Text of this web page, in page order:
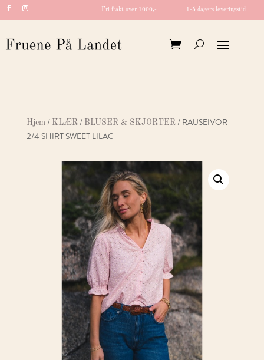
Fri frakt over 1000,- 1-5 dagers leveringstid
Hjem/ KLÆR/ BLUSER & SKJORTER/ RAUSEIVOR
2/4 SHIRT SWEET LILAC